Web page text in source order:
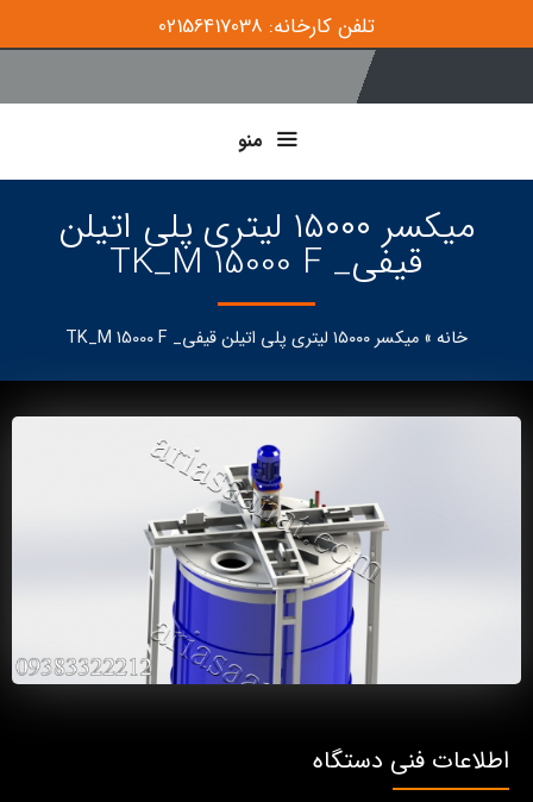
تلفن کارخانه: 02156417038
منو
میکسر ۱۵۰۰۰ لیتری پلی اتیلن
قیفی_ TK_M 15000 F
خانه » میکسر ۱۵۰۰۰ لیتری پلی اتیلن قیفی_ TK_M 15000 F
اطلاعات فنی دستگاه